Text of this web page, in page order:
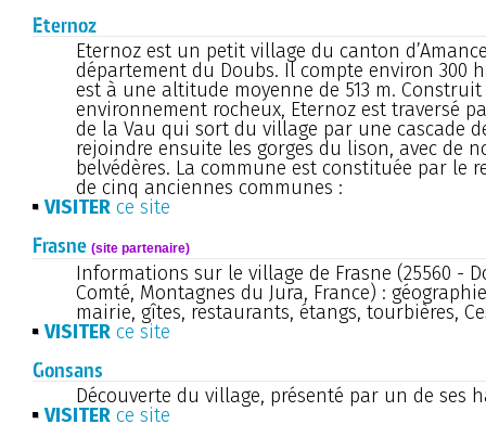
Eternoz
Eternoz est un petit village du canton
département du Doubs. Il compte environ 300
est à une altitude moyenne de 513 m.
environnement rocheux, Eternoz est traversé
de la Vau qui sort du village par une cascade
rejoindre ensuite les gorges du lison, avec de
belvédères. La commune est constituée par le
de cinq anciennes communes :
VISITER ce site
Frasne (site partenaire)
Informations sur le village de Frasne (25560 -
Comté, Montagnes du Jura, France) :
mairie, gîtes, restaurants, étangs, tourbières,
VISITER ce site
Gonsans
Découverte du village, présenté par un de ses
VISITER ce site